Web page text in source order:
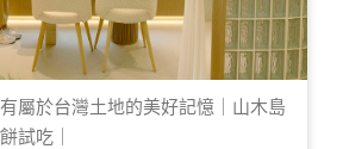
屬於台灣土地的美好記憶｜山木島
試吃｜